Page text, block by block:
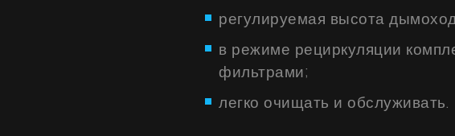
регулируемая высота
в режиме рециркуляции
фильтрами;
легко очищать и обслуживать.